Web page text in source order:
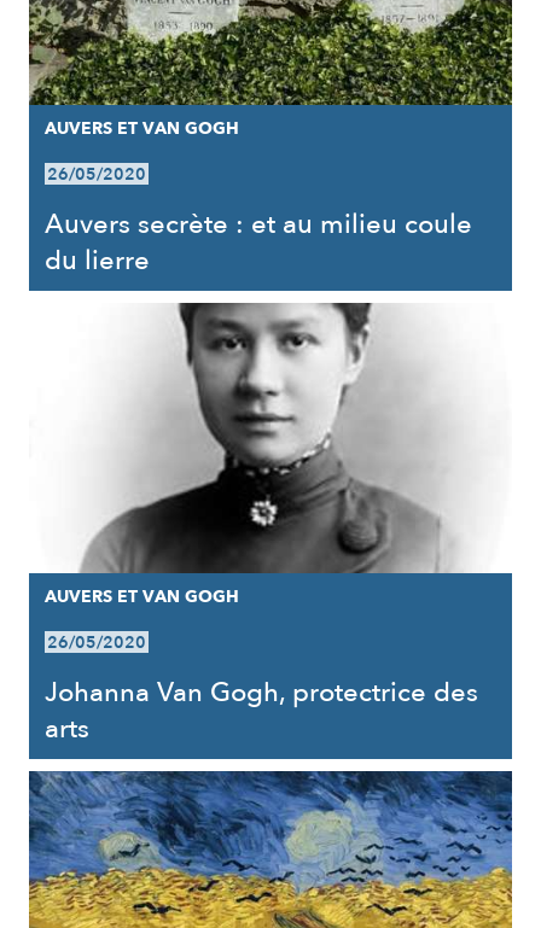
AUVERS ET VAN GOGH
26/05/2020
Auvers secrète : et au milieu coule
du lierre
AUVERS ET VAN GOGH
26/05/2020
Johanna Van Gogh, protectrice des
arts